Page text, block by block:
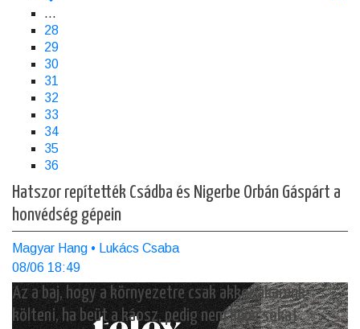
…
Page
28
Page
29
Page
30
Page
31
Page
32
Page
33
Page
34
Page
35
Jelenlegi
36
Hatszor repítették Csádba és Nigerbe Orbán Gáspárt a
honvédség gépein
Magyar Hang • Lukács Csaba
08/06 18:49
Az a baj, hogy a környezetre csak akkor akarunk
költeni, ha beüt a káosz, pedig nem kéne sokat